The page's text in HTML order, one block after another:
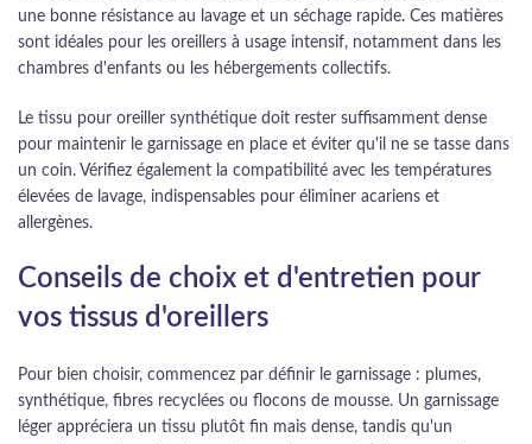
une bonne résistance au lavage et un séchage rapide. Ces matières
sont idéales pour les oreillers à usage intensif, notamment dans les
chambres d'enfants ou les hébergements collectifs.
Le tissu pour oreiller synthétique doit rester suffisamment dense
pour maintenir le garnissage en place et éviter qu'il ne se tasse dans
un coin. Vérifiez également la compatibilité avec les températures
élevées de lavage, indispensables pour éliminer acariens et
allergènes.
Conseils de choix et d'entretien pour
vos tissus d'oreillers
Pour bien choisir, commencez par définir le garnissage : plumes,
synthétique, fibres recyclées ou flocons de mousse. Un garnissage
léger appréciera un tissu plutôt fin mais dense, tandis qu'un